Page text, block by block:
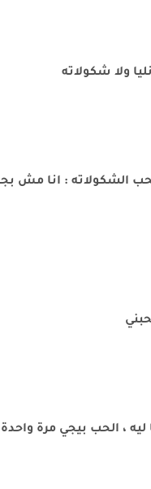
ولا شكولاته
الشكولاته : انا مش
، الحب بيجي مرة واحدة